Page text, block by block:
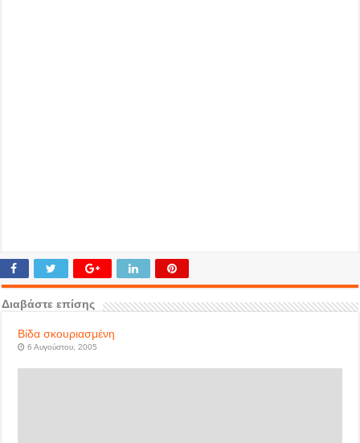
Διαβάστε επίσης
Βίδα σκουριασμένη
6 Αυγούστου, 2005